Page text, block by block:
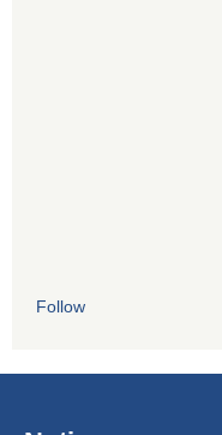
Follow